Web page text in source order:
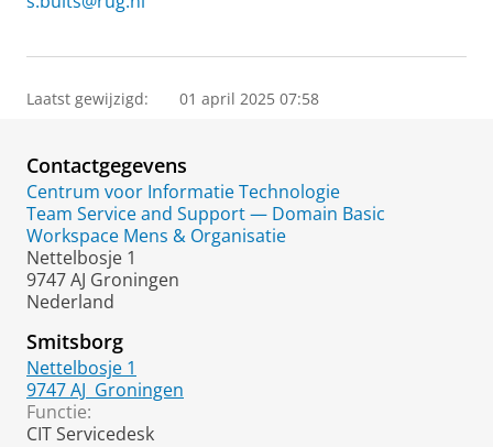
Laatst gewijzigd: 01 april 2025 07:58
Contactgegevens
Centrum voor Informatie Technologie
Team Service and Support — Domain Basic
Workspace Mens & Organisatie
Nettelbosje 1
9747 AJ Groningen
Nederland
Smitsborg
Nettelbosje 1
9747 AJ Groningen
Functie:
CIT Servicedesk